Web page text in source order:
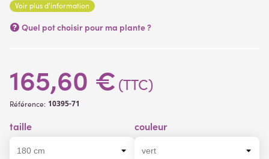
Voir plus d'information
Quel pot choisir pour ma plante ?
165,60 € (TTC)
Référence: 10395-71
taille couleur